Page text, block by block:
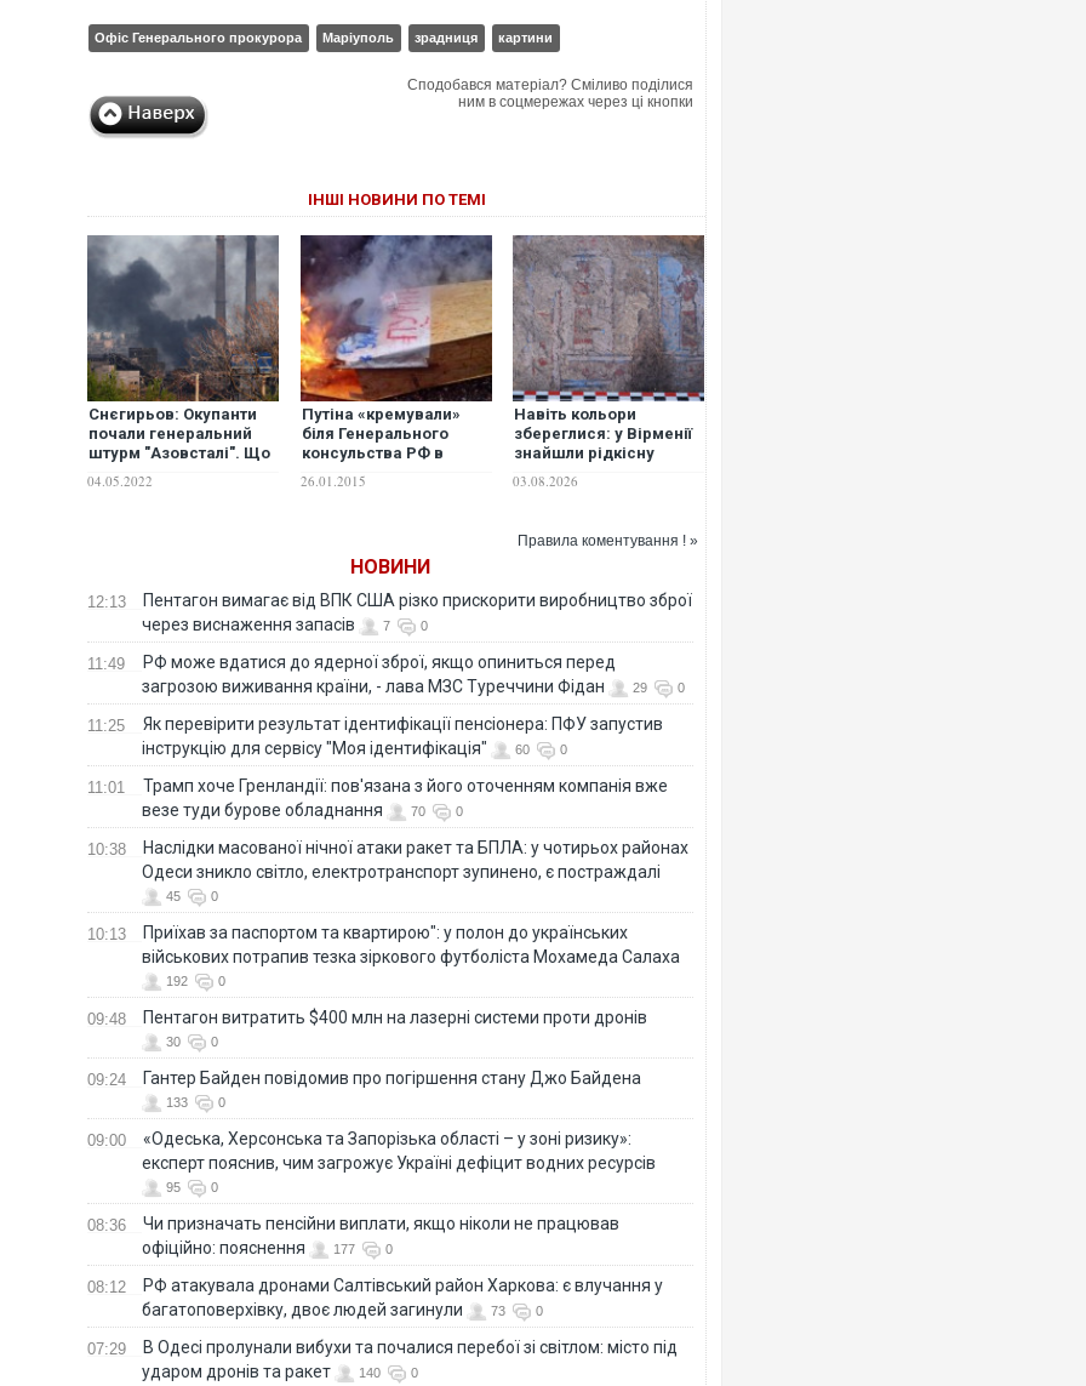
Офіс Генерального прокурора Маріуполь зрадниця картини
Сподобався матеріал? Сміливо поділися
ним в соцмережах через ці кнопки
ІНШІ НОВИНИ ПО ТЕМІ
Снєгирьов: Окупанти
почали генеральний
штурм "Азовсталі". Що
протиставити?
04.05.2022
Путіна «кремували»
біля Генерального
консульства РФ в
26.01.2015
Навіть кольори
збереглися: у Вірменії
знайшли рідкісну
2500 років
03.08.2026
Правила коментування ! »
НОВИНИ
12:13
Пентагон вимагає від ВПК США різко прискорити виробництво зброї
через виснаження запасів
7 0
11:49
РФ може вдатися до ядерної зброї, якщо опиниться перед
загрозою виживання країни, - лава МЗС Туреччини Фідан
29 0
11:25
Як перевірити результат ідентифікації пенсіонера: ПФУ запустив
інструкцію для сервісу "Моя ідентифікація"
60 0
11:01
Трамп хоче Гренландії: пов'язана з його оточенням компанія вже
везе туди бурове обладнання
70 0
10:38
Наслідки масованої нічної атаки ракет та БПЛА: у чотирьох районах
Одеси зникло світло, електротранспорт зупинено, є постраждалі
45 0
10:13
Приїхав за паспортом та квартирою": у полон до українських
військових потрапив тезка зіркового футболіста Мохамеда Салаха
192 0
09:48 Пентагон витратить $400 млн на лазерні системи проти дронів
30 0
09:24 Гантер Байден повідомив про погіршення стану Джо Байдена
133 0
09:00
«Одеська, Херсонська та Запорізька області – у зоні ризику»:
експерт пояснив, чим загрожує Україні дефіцит водних ресурсів
95 0
08:36
Чи призначать пенсійни виплати, якщо ніколи не працював
офіційно: пояснення
177 0
08:12
РФ атакувала дронами Салтівський район Харкова: є влучання у
багатоповерхівку, двоє людей загинули
73 0
07:29
В Одесі пролунали вибухи та почалися перебої зі світлом: місто під
ударом дронів та ракет
140 0